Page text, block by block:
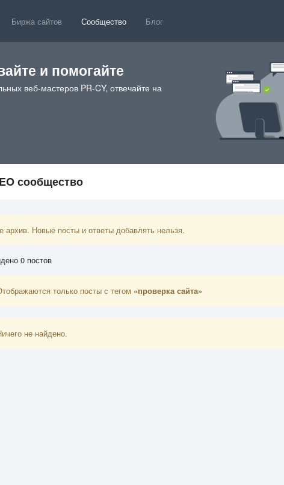
Биржа сайтов Сообщество Блог
и помогайте
веб-мастеров PR-CY, отвечайте на
сообщество
архив. Новые посты и ответы добавлять нельзя.
0 постов
только посты с тегом «проверка сайта»
не найдено.